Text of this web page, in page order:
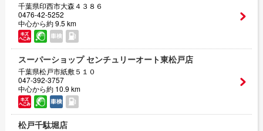
千葉県印西市大森４３８６
0476-42-5252
中心から約 9.5 km
スーパーショップ センチュリーオート東松戸店
千葉県松戸市紙敷５１０
047-392-3757
中心から約 10.9 km
松戸千駄堀店